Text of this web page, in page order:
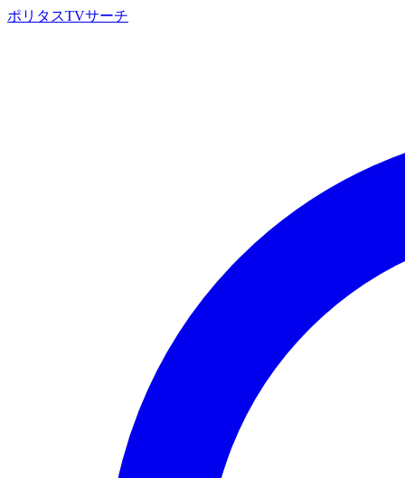
ポリタスTVサーチ